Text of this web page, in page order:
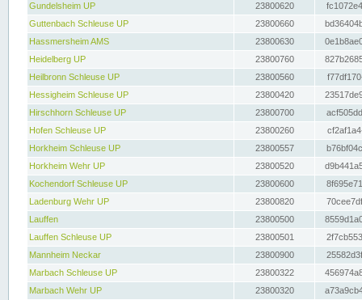
Gundelsheim UP
23800620
Guttenbach Schleuse UP
23800660
Hassmersheim AMS
23800630
Heidelberg UP
23800760
Heilbronn Schleuse UP
23800560
Hessigheim Schleuse UP
23800420
Hirschhorn Schleuse UP
23800700
Hofen Schleuse UP
23800260
Horkheim Schleuse UP
23800557
Horkheim Wehr UP
23800520
Kochendorf Schleuse UP
23800600
Ladenburg Wehr UP
23800820
Lauffen
23800500
Lauffen Schleuse UP
23800501
Mannheim Neckar
23800900
Marbach Schleuse UP
23800322
Marbach Wehr UP
23800320